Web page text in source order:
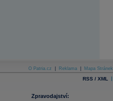
O Patria.cz Reklama Mapa Stránek
RSS / XML |
Zpravodajství: